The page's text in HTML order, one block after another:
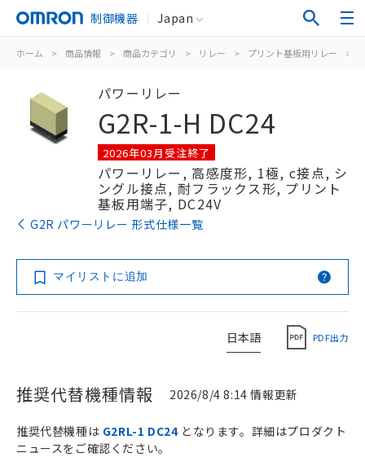
制御機器 Japan
ホーム > 商品情報 > 商品カテゴリ > リレー > プリント基板用リレー >
パワーリレー
G2R-1-H DC24
2026年03月受注終了
パワーリレー, 高感度形, 1極, c接点, シ
ングル接点, 耐フラックス形, プリント
基板用端子, DC24V
G2R パワーリレー 形式仕様一覧
マイリストに追加
日本語 PDF出力
推奨代替機種情報 2026/8/4 8:14 情報更新
推奨代替機種は G2RL-1 DC24となります。詳細はプロダクト
ニュースをご確認ください。